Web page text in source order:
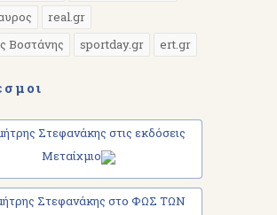
real.gr
Βοστάνης
sportday.gr ert.gr
Στεφανάκης στις εκδόσεις
Μεταίχμιο
Στεφανάκης στο ΦΩΣ ΤΩΝ